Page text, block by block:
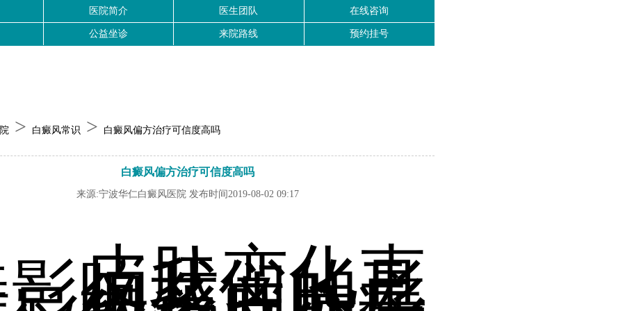
医院简介 医生团队 在线咨询
公益坐诊 来院路线 预约挂号
> >
白癜风偏方治疗可信度高吗